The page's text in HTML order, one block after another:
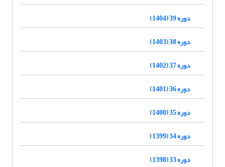
دوره 39 (1404)
دوره 38 (1403)
دوره 37 (1402)
دوره 36 (1401)
دوره 35 (1400)
دوره 34 (1399)
دوره 33 (1398)